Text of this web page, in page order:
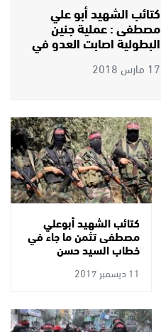
كتائب الشهيد أبو علي
مصطفى : عملية جنين
البطولية اصابت العدو في
مقتل وتدعو لتصعيد نهج
المقاومة والانتفاضة
17 مارس 2018
كتائب الشهيد أبوعلي
مصطفى تثمن ما جاء في
خطاب السيد حسن
نصرالله وتضم صوتها من
أجل تشكيل تحالف لفصائل
11 ديسمبر 2017